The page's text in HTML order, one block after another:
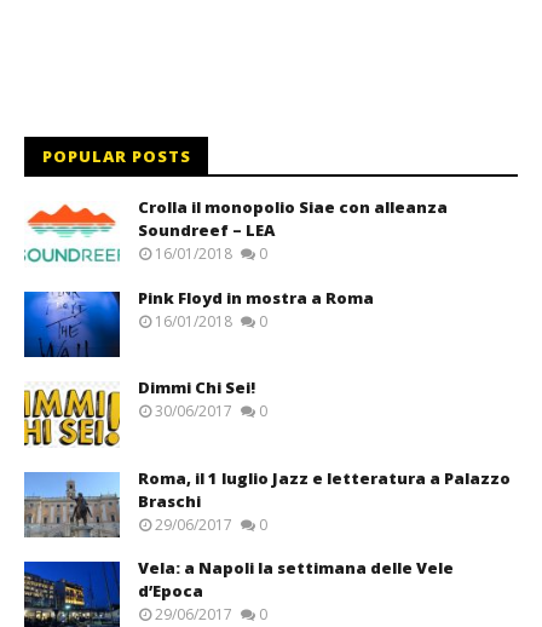
POPULAR POSTS
Crolla il monopolio Siae con alleanza
Soundreef – LEA
16/01/2018 0
Pink Floyd in mostra a Roma
16/01/2018 0
Dimmi Chi Sei!
30/06/2017 0
Roma, il 1 luglio Jazz e letteratura a Palazzo
Braschi
29/06/2017 0
Vela: a Napoli la settimana delle Vele
d’Epoca
29/06/2017 0